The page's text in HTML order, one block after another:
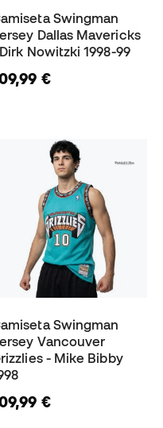
Swingman
Dallas Mavericks
Nowitzki 1998-99
€
Swingman
Vancouver
- Mike Bibby
€